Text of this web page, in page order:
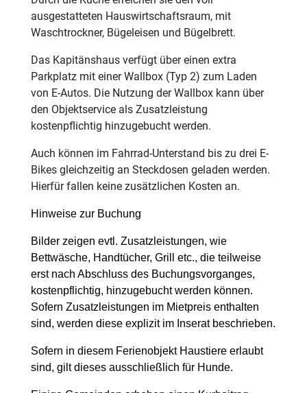
ausgestatteten Hauswirtschaftsraum, mit
Waschtrockner, Bügeleisen und Bügelbrett.
Das Kapitänshaus verfügt über einen extra
Parkplatz mit einer Wallbox (Typ 2) zum Laden
von E-Autos. Die Nutzung der Wallbox kann über
den Objektservice als Zusatzleistung
kostenpflichtig hinzugebucht werden.
Auch können im Fahrrad-Unterstand bis zu drei E-
Bikes gleichzeitig an Steckdosen geladen werden.
Hierfür fallen keine zusätzlichen Kosten an.
Hinweise zur Buchung
Bilder zeigen evtl. Zusatzleistungen, wie
Bettwäsche, Handtücher, Grill etc., die teilweise
erst nach Abschluss des Buchungsvorganges,
kostenpflichtig, hinzugebucht werden können.
Sofern Zusatzleistungen im Mietpreis enthalten
sind, werden diese explizit im Inserat beschrieben.
Sofern in diesem Ferienobjekt Haustiere erlaubt
sind, gilt dieses ausschließlich für Hunde.